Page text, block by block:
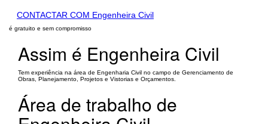
CONTACTAR COM Engenheira Civil
é gratuito e sem compromisso
Assim é Engenheira Civil
Tem experiência na área de Engenharia Civil no campo de Gerenciamento de
Obras, Planejamento, Projetos e Vistorias e Orçamentos.
Área de trabalho de